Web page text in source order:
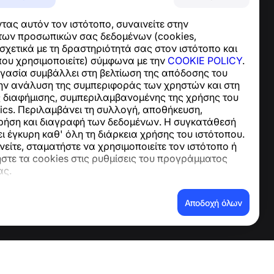
αυτόν τον ιστότοπο, συναινείτε στην
προσωπικών σας δεδομένων (cookies,
με τη δραστηριότητά σας στον ιστότοπο και
χρησιμοποιείτε) σύμφωνα με την COOKIE POLICY.
συμβάλλει στη βελτίωση της απόδοσης του
ανάλυση της συμπεριφοράς των χρηστών και στη
διαφήμισης, συμπεριλαμβανομένης της χρήσης του
Περιλαμβάνει τη συλλογή, αποθήκευση,
και διαγραφή των δεδομένων. Η συγκατάθεσή
έγκυρη καθ' όλη τη διάρκεια χρήσης του ιστότοπου.
σταματήστε να χρησιμοποιείτε τον ιστότοπο ή
τα cookies στις ρυθμίσεις του προγράμματος
Αποδοχή όλων
Ειδήσεις και Άρθρα
Σχετικά με το έργο
Επαφές